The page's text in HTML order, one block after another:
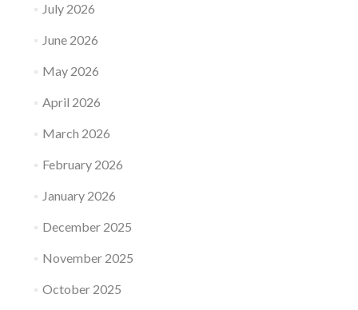
July 2026
June 2026
May 2026
April 2026
March 2026
February 2026
January 2026
December 2025
November 2025
October 2025